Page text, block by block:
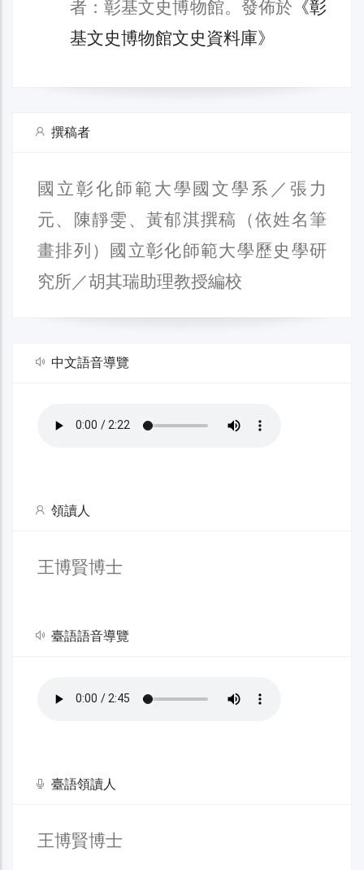
者：彰基文史博物館。發佈於 《彰
基文史博物館文史資料庫》
撰稿者
國立彰化師範大學國文學系／張力
元、陳靜雯、黃郁淇撰稿（依姓名筆
畫排列）國立彰化師範大學歷史學研
究所／胡其瑞助理教授編校
中文語音導覽
領讀人
王博賢博士
臺語語音導覽
臺語領讀人
王博賢博士